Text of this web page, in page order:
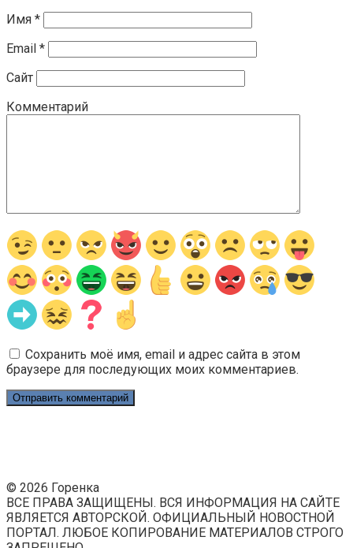
Имя *
Email *
Сайт
Комментарий
Сохранить моё имя, email и адрес сайта в этом
браузере для последующих моих комментариев.
© 2026 Горенка
ВСЕ ПРАВА ЗАЩИЩЕНЫ. ВСЯ ИНФОРМАЦИЯ НА САЙТЕ
ЯВЛЯЕТСЯ АВТОРСКОЙ. ОФИЦИАЛЬНЫЙ НОВОСТНОЙ
ПОРТАЛ. ЛЮБОЕ КОПИРОВАНИЕ МАТЕРИАЛОВ СТРОГО